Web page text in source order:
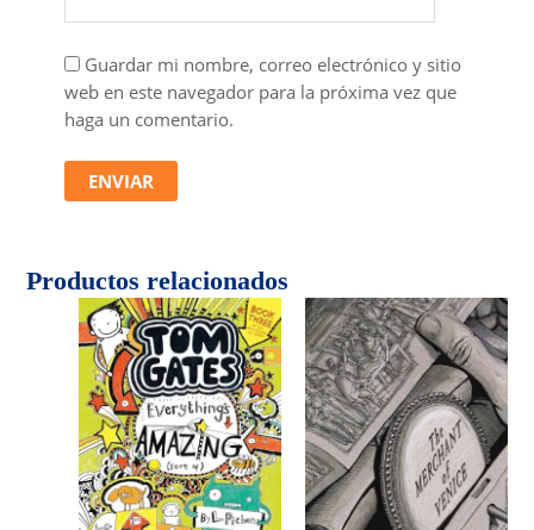
Guardar mi nombre, correo electrónico y sitio
web en este navegador para la próxima vez que
haga un comentario.
Productos relacionados